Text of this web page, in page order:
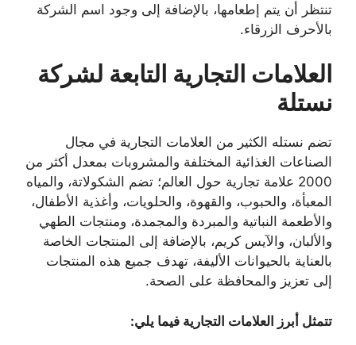
تنتظر أن يتم إطعامها، بالإضافة إلى وجود اسم الشركة
بالأحرف الزرقاء.
العلامات التجارية التابعة لشركة
نستلة
تضم نستله الكثير من العلامات التجارية في مجال
الصناعات الغذائية المختلفة والمشروبات بمعدل أكثر من
2000 علامة تجارية حول العالم؛ تضم الشكولاتة، والمياه
المعبأة، والحبوب، والقهوة، والحلويات، وأغذية الأطفال،
والأطعمة النباتية والمبردة والمجمدة، ومنتجات الطهي
والألبان، والآيس كريم، بالإضافة إلى المنتجات الخاصة
بالعناية بالحيوانات الأليفة، تهدف جميع هذه المنتجات
إلى تعزيز والمحافظة على الصحة.
تتمثل أبرز العلامات التجارية فيما يلي: